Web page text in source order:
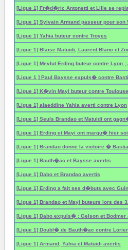
[Ligue 1] Fr�d�ric Antonetti et Lille se
[Ligue 1] Sylvain Armand passeur pour son
[Ligue 1] Yahia buteur contre Troyes
[Ligue 1] Blaise Matuidi, Laurent Blanc et
[Ligue 1] Mevlut Erding buteur contre Lyon
[Ligue 1 ] Paul Baysse expuls� contre
[Ligue 1] K�vin Mayi buteur contre Toulouse
[Ligue 1] alaeddine Yahia averti contre Lyon
[Ligue 1] Seuls Brandao et Matuidi ont
[Ligue 1] Erding et Mayi ont marqu� hier
[Ligue 1] Brandao donne la victoire �
[Ligue 1] Bauth�ac et Baysse avertis
[Ligue 1] Dabo et Brandao avertis
[Ligue 1] Erding a fait ses d�buts avec
[Ligue 1] Brandao et Mayi buteurs lors des
[Ligue 1] Dabo expuls� ; Gelson et Bodmer
[Ligue 1] Doubl� de Bauth�ac contre
[Ligue 1] Armand, Yahia et Matuidi avertis